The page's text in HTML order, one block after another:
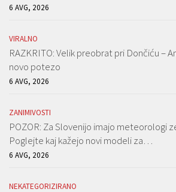
6 AVG, 2026
VIRALNO
RAZKRITO: Velik preobrat pri Dončiću –
novo potezo
6 AVG, 2026
ZANIMIVOSTI
POZOR: Za Slovenijo imajo meteorologi
Poglejte kaj kažejo novi modeli za…
6 AVG, 2026
NEKATEGORIZIRANO